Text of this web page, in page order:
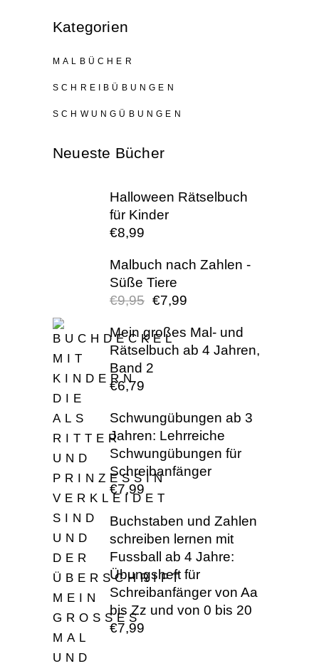
Kategorien
MALBÜCHER
SCHREIBÜBUNGEN
SCHWUNGÜBUNGEN
Neueste Bücher
Halloween Rätselbuch
für Kinder
€8,99
Malbuch nach Zahlen -
Süße Tiere
€9,95
WAR:
€9,95
€7,99
€7,99.
Mein großes Mal- und
Rätselbuch ab 4 Jahren,
Band 2
€6,79
Schwungübungen ab 3
Jahren: Lehrreiche
Schwungübungen für
Schreibanfänger
€7,99
Buchstaben und Zahlen
schreiben lernen mit
Fussball ab 4 Jahre:
Übungsheft für
Schreibanfänger von Aa
bis Zz und von 0 bis 20
€7,99